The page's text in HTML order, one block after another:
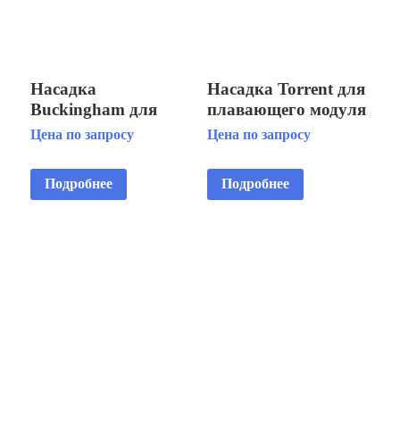
Насадка
Buckingham для
плавающего модуля
Fountain 5 HP
Цена по запросу
Подробнее
Насадка Torrent для
плавающего модуля
Floating Display
Цена по запросу
Подробнее